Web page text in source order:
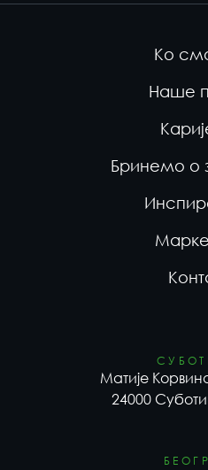
Ко
Наше
Бринемо о
Матије
24000